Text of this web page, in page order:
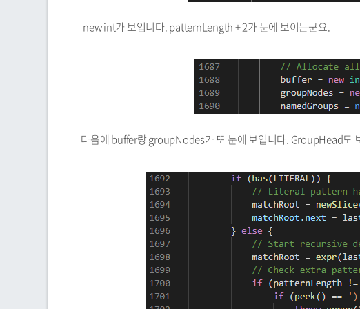
new int가 보입니다. patternLength + 2가 눈에 보이는군요.
다음에 buffer랑 groupNodes가 또 눈에 보입니다. GroupHead도